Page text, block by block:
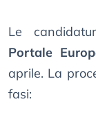
Le
Portale
aprile. La
fasi: